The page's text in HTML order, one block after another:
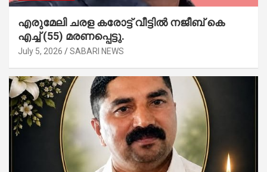
എരുമേലി ചരള കരോട്ട് വീട്ടിൽ നജീബ് കെ
എച്ച് (55) മരണപ്പെട്ടു.
July 5, 2026 SABARI NEWS